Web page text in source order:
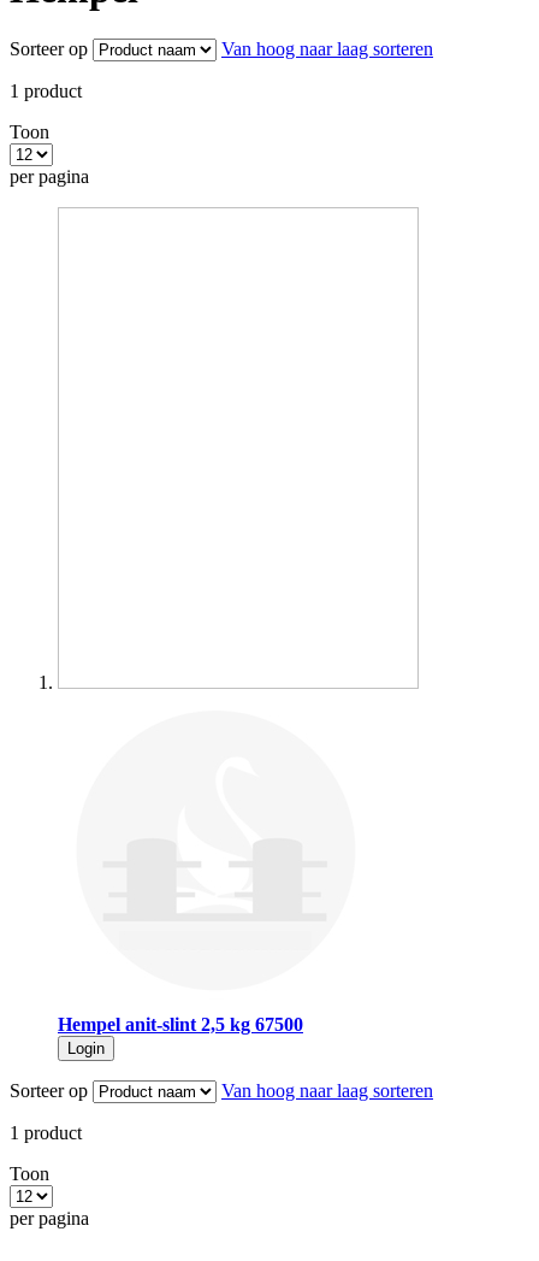
Sorteer op Van hoog naar laag sorteren
1 product
Toon
per pagina
Hempel anit-slint 2,5 kg 67500
Login
Sorteer op Van hoog naar laag sorteren
1 product
Toon
per pagina